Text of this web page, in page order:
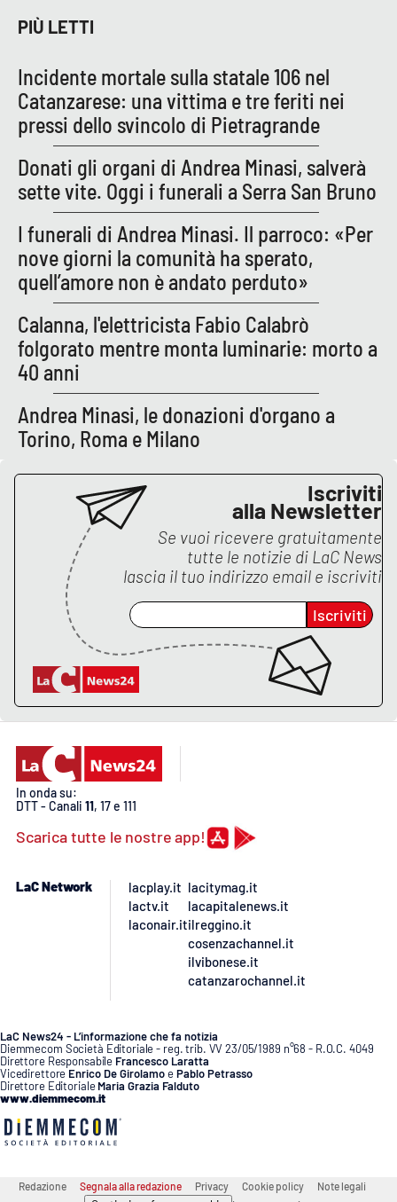
SPECIALI
LA
CALABRIAVISIONE
Destinazioni
Eventi
Food
Storie
LAC
NETWORK
Lacplay.it
Laconair.it
Lacitymag.it
Lacapitalenews.it
Ilreggino.it
Cosenzachannel.it
Ilvibonese.it
Catanzarochannel.it
APP
Android
PIÙ LETTI
Incidente mortale sulla statale 106 nel
Catanzarese: una vittima e tre feriti nei
pressi dello svincolo di Pietragrande
Donati gli organi di Andrea Minasi, salverà
sette vite. Oggi i funerali a Serra San Bruno
I funerali di Andrea Minasi. Il parroco: «Per
nove giorni la comunità ha sperato,
quell’amore non è andato perduto»
Calanna, l'elettricista Fabio Calabrò
folgorato mentre monta luminarie: morto a
40 anni
Andrea Minasi, le donazioni d'organo a
Torino, Roma e Milano
Iscriviti
alla Newsletter
Se vuoi ricevere gratuitamente
tutte le notizie di LaC News
lascia il tuo indirizzo email e iscriviti
Iscriviti
In onda su:
DTT - Canali 11, 17 e 111
Scarica tutte le nostre app!
LaC Network
lacplay.it
lactv.it
laconair.it
lacitymag.it
lacapitalenews.it
ilreggino.it
cosenzachannel.it
ilvibonese.it
catanzarochannel.it
LaC News24 - L’informazione che fa notizia
Diemmecom Società Editoriale - reg. trib. VV 23/05/1989 n°68 - R.O.C. 4049
Direttore Responsabile Francesco Laratta
Vicedirettore Enrico De GirolamoePablo Petrasso
Direttore Editoriale Maria Grazia Falduto
www.diemmecom.it
Redazione Segnala alla redazione Privacy Cookie policy Note legali